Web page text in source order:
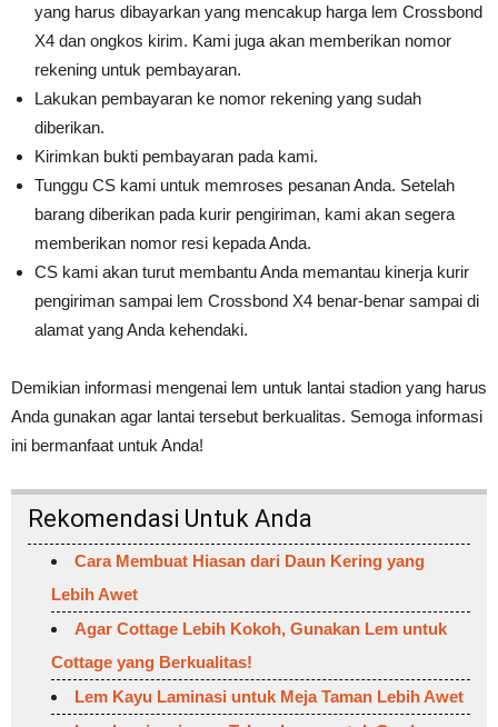
yang harus dibayarkan yang mencakup harga lem Crossbond
X4 dan ongkos kirim. Kami juga akan memberikan nomor
rekening untuk pembayaran.
Lakukan pembayaran ke nomor rekening yang sudah
diberikan.
Kirimkan bukti pembayaran pada kami.
Tunggu CS kami untuk memroses pesanan Anda. Setelah
barang diberikan pada kurir pengiriman, kami akan segera
memberikan nomor resi kepada Anda.
CS kami akan turut membantu Anda memantau kinerja kurir
pengiriman sampai lem Crossbond X4 benar-benar sampai di
alamat yang Anda kehendaki.
Demikian informasi mengenai lem untuk lantai stadion yang harus
Anda gunakan agar lantai tersebut berkualitas. Semoga informasi
ini bermanfaat untuk Anda!
Rekomendasi Untuk Anda
Cara Membuat Hiasan dari Daun Kering yang
Lebih Awet
Agar Cottage Lebih Kokoh, Gunakan Lem untuk
Cottage yang Berkualitas!
Lem Kayu Laminasi untuk Meja Taman Lebih Awet